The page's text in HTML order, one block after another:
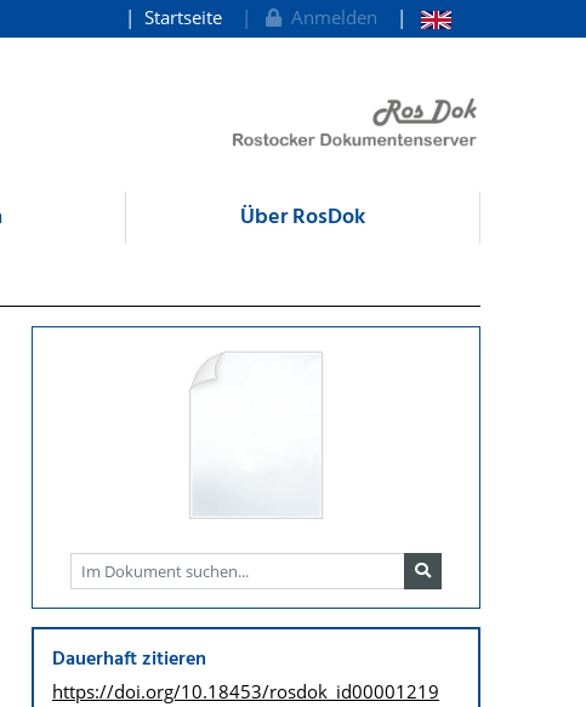
Startseite Anmelden
Über RosDok
Dauerhaft zitieren
https://doi.org/10.18453/rosdok_id00001219